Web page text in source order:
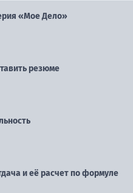
«Мое Дело»
резюме
и её расчет по формуле